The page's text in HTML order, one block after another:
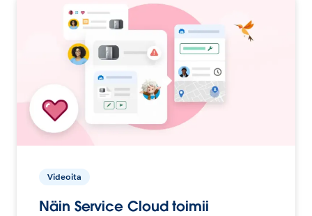
Videoita
Näin Service Cloud toimii